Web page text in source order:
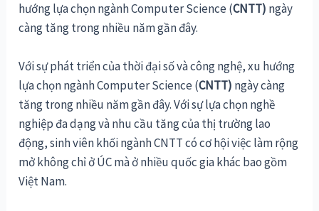
hướng lựa chọn ngành Computer Science (CNTT) ngày
càng tăng trong nhiều năm gần đây.
Với sự phát triển của thời đại số và công nghệ, xu hướng
lựa chọn ngành Computer Science (CNTT) ngày càng
tăng trong nhiều năm gần đây. Với sự lựa chọn nghề
nghiệp đa dạng và nhu cầu tăng của thị trường lao
động, sinh viên khối ngành CNTT có cơ hội việc làm rộng
mở không chỉ ở ÚC mà ở nhiều quốc gia khác bao gồm
Việt Nam.